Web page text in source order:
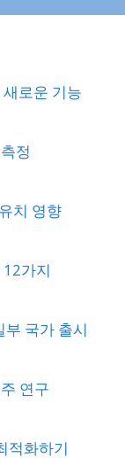
로운 기능
정
치 영향
가지
국가 출시
연구
적화하기